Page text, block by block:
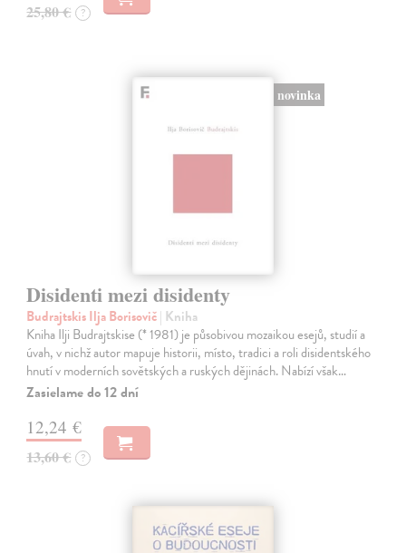
25,80 € ?
novinka
Disidenti mezi disidenty
Budrajtskis Ilja Borisovič| Kniha
Kniha Ilji Budrajtskise (* 1981) je působivou mozaikou esejů, studií a
úvah, v nichž autor mapuje historii, místo, tradici a roli disidentského
hnutí v moderních sovětských a ruských dějinách. Nabízí však…
Zasielame do 12 dní
12,24 €
13,60 € ?